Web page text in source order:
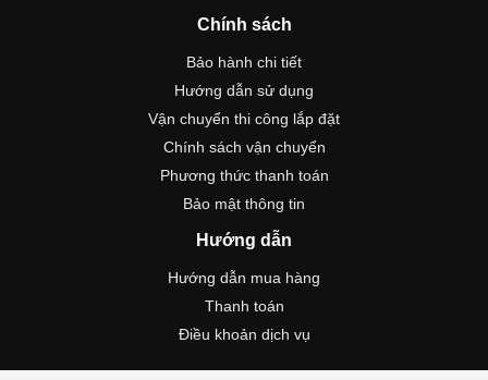
Chính sách
Bảo hành chi tiết
Hướng dẫn sử dụng
Vận chuyển thi công lắp đặt
Chính sách vận chuyển
Phương thức thanh toán
Bảo mật thông tin
Hướng dẫn
Hướng dẫn mua hàng
Thanh toán
Điều khoản dịch vụ